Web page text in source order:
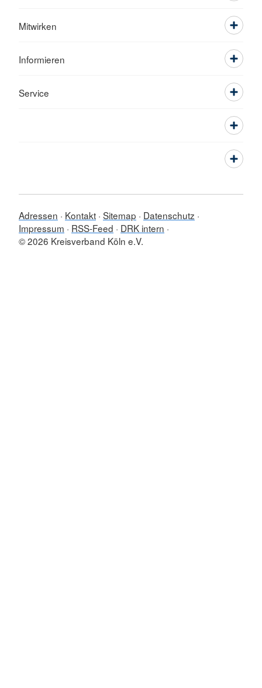
Mitwirken
Informieren
Service
Adressen Kontakt Sitemap
Datenschutz
Impressum
RSS-Feed
DRK intern
© 2026 Kreisverband Köln e.V.